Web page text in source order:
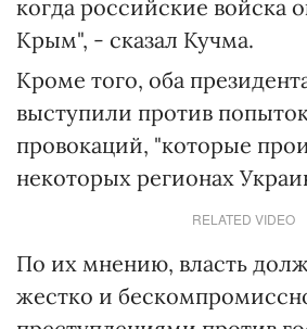
когда российские войска
Крым", - сказал Кучма.
Кроме того, оба
выступили против
провокаций, "которые
некоторых регионах
RELATED VIDEO
По их мнению, власть
жестко и